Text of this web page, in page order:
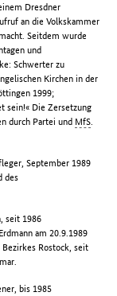
Dresdner
an die Volkskammer
Seitdem wurde
und
Schwerter zu
Kirchen in der
1999;
sein!« Die Zersetzung
durch Partei und MfS.
September 1989
des
seit 1986
am 20.9.1989
Bezirkes Rostock, seit
bis 1985